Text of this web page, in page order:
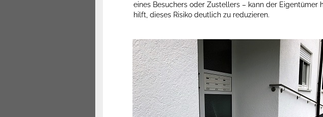
eines Besuchers oder Zustellers – kann der
hilft, dieses Risiko deutlich zu reduzieren.